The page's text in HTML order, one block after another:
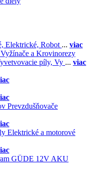
Elektrické, Robot ... viac
Vyžínače a Krovinorezy
píly, Vy ... viac
Prevzdušňovače
Elektrické a motorové
GÜDE 12V AKU